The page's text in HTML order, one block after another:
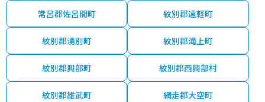
常呂郡佐呂間町 紋別郡遠軽町
紋別郡湧別町 紋別郡滝上町
紋別郡興部町 紋別郡西興部村
紋別郡雄武町 網走郡大空町